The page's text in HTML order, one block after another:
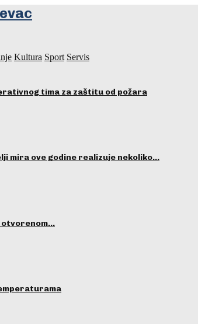
Kultura Sport Servis
tima za zaštitu od požara
mira ove godine realizuje nekoliko…
otvorenom…